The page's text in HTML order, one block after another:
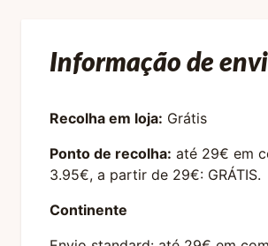
Informação de
Recolha em loja: Grátis
Ponto de recolha: até 29€ em
3.95€, a partir de 29€: GRÁTIS.
Continente